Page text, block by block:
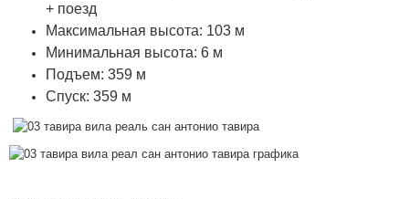
+ поезд
Максимальная высота: 103 м
Минимальная высота: 6 м
Подъем: 359 м
Спуск: 359 м